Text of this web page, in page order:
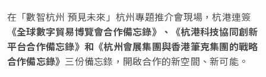
在「數智杭州 預見未來」杭州專題推介會現場，杭港連簽
《全球數字貿易博覽會合作備忘錄》、《杭港科技協同創新
平台合作備忘錄》和《杭州會展集團與香港筆克集團的戰略
合作備忘錄》 三份備忘錄，開啟合作的新空間、新可能。